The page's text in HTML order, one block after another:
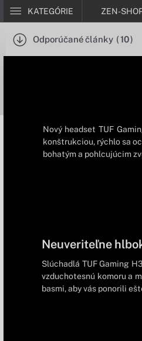
KATEGÓRIE ZEN-
Odporúčané články (10)
Nový headset TUF
konštrukciou, rýchlo sa
bohatým a pohlcujúcim
Neuveriteľne
Slúchadlá TUF Gaming
vzduchotesnú komoru a
basmi, aby vás ponorili